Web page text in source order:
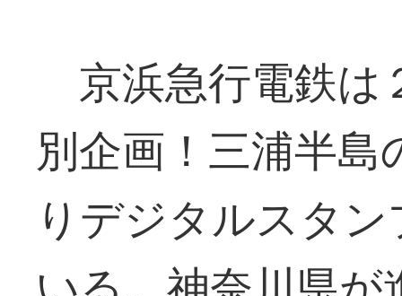
京浜急行電鉄は
別企画！三浦半
りデジタルスタ